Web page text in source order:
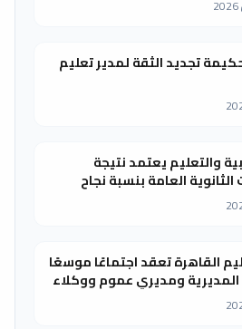
تجديد الثقة لمدير تعليم
والتعليم يعتمد نتيجة
الثانوية العامة بنسبة نجاح
القاهرة تعقد اجتماعًا موسعًا
المديرية ومديري عموم ووكلاء
التعليمية.. وتؤكد: الحفاظ على
والاستعداد المبكر